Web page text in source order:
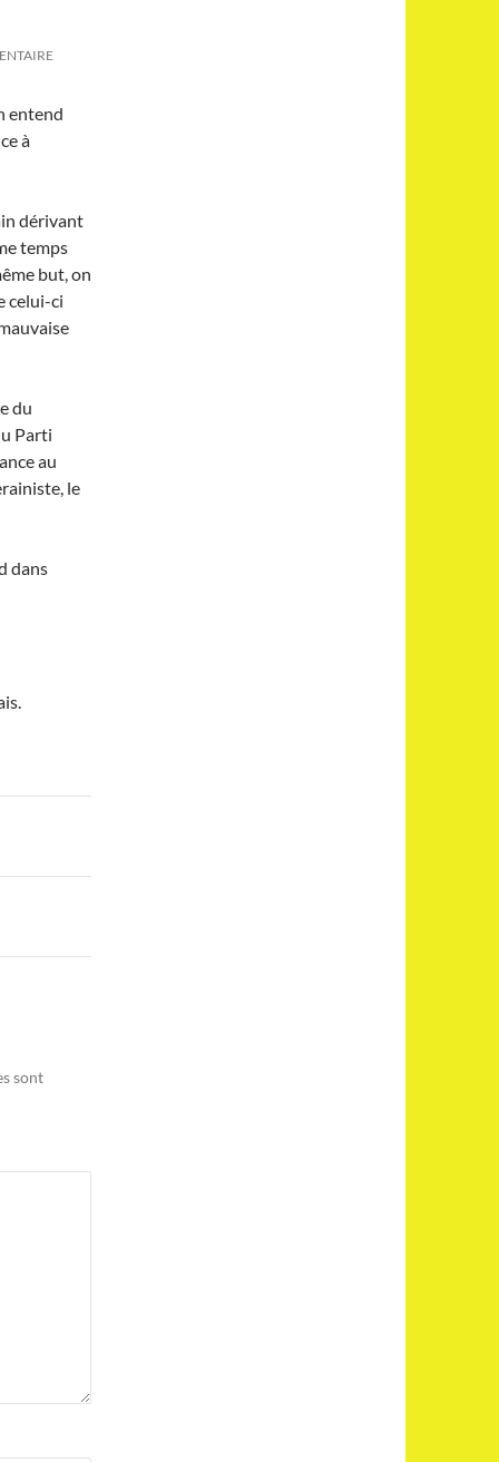
entend
à
dérivant
temps
but, on
celui-ci
du
Parti
au
le
dans
sont